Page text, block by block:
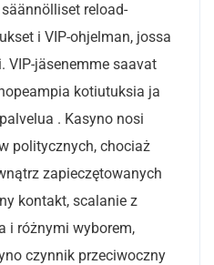
reload-
i VIP-ohjelman, jossa
VIP-jäsenemme saavat
kotiutuksia ja
. Kasyno nosi
politycznych, chociaż
zapieczętowanych
kontakt, scalanie z
i różnymi wyborem,
czynnik przeciwoczny